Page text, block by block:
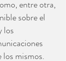
entre otra,
sobre el
los
los mismos.